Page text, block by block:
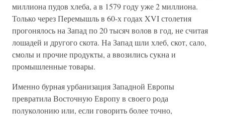
миллиона пудов хлеба, а в 1579 году уже 2 миллиона.
Только через Перемышль в 60-х годах XVI столетия
прогонялось на Запад по 20 тысяч волов в год, не считая
лошадей и другого скота. На Запад шли хлеб, скот, сало,
смолы и прочие продукты, а ввозились сукна и
промышленные товары.
Именно бурная урбанизация Западной Европы
превратила Восточную Европу в своего рода
полуколонию или, если говорить более точно,